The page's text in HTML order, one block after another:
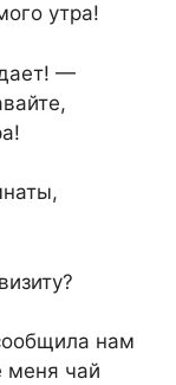
утра!
—
нам
меня чай